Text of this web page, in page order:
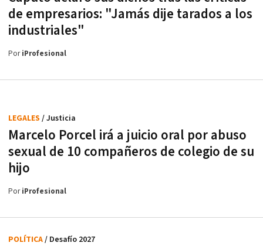
de empresarios: "Jamás dije tarados a los
industriales"
PoriProfesional
Marcelo Porcel irá a juicio oral por abuso
sexual de 10 compañeros de colegio de su
hijo
LEGALES / Justicia
PoriProfesional
POLÍTICA/ Desafío 2027